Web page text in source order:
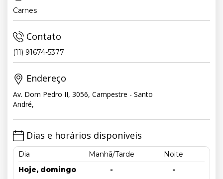
Carnes
Contato
(11) 91674-5377
Endereço
Av. Dom Pedro II, 3056, Campestre - Santo
André,
Dias e horários disponíveis
Dia Manhã/Tarde
Noite
Hoje, domingo
-
-